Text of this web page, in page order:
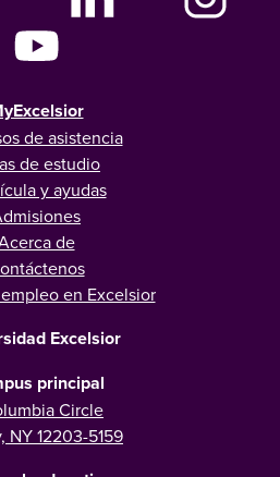
de asistencia
de estudio
y ayudas
de
en Excelsior
Excelsior
principal
Circle
NY 12203-5159